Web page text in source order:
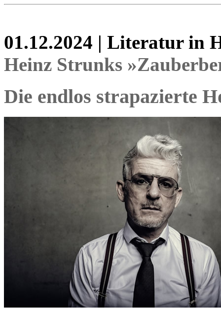
01.12.2024 | Literatur in
Heinz Strunks
Die endlos strapazierte